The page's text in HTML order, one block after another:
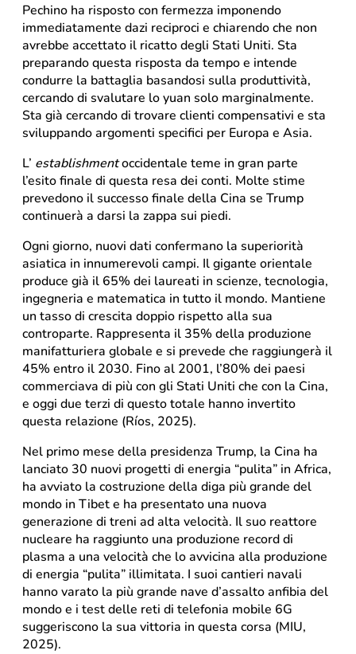
Pechino ha risposto con fermezza imponendo
immediatamente dazi reciproci e chiarendo che non
avrebbe accettato il ricatto degli Stati Uniti. Sta
preparando questa risposta da tempo e intende
condurre la battaglia basandosi sulla produttività,
cercando di svalutare lo yuan solo marginalmente.
Sta già cercando di trovare clienti compensativi e sta
sviluppando argomenti specifici per Europa e Asia.
L’ establishmentoccidentale teme in gran parte
l’esito finale di questa resa dei conti. Molte stime
prevedono il successo finale della Cina se Trump
continuerà a darsi la zappa sui piedi.
Ogni giorno, nuovi dati confermano la superiorità
asiatica in innumerevoli campi. Il gigante orientale
produce già il 65% dei laureati in scienze, tecnologia,
ingegneria e matematica in tutto il mondo. Mantiene
un tasso di crescita doppio rispetto alla sua
controparte. Rappresenta il 35% della produzione
manifatturiera globale e si prevede che raggiungerà il
45% entro il 2030. Fino al 2001, l’80% dei paesi
commerciava di più con gli Stati Uniti che con la Cina,
e oggi due terzi di questo totale hanno invertito
questa relazione (Ríos, 2025).
Nel primo mese della presidenza Trump, la Cina ha
lanciato 30 nuovi progetti di energia “pulita” in Africa,
ha avviato la costruzione della diga più grande del
mondo in Tibet e ha presentato una nuova
generazione di treni ad alta velocità. Il suo reattore
nucleare ha raggiunto una produzione record di
plasma a una velocità che lo avvicina alla produzione
di energia “pulita” illimitata. I suoi cantieri navali
hanno varato la più grande nave d’assalto anfibia del
mondo e i test delle reti di telefonia mobile 6G
suggeriscono la sua vittoria in questa corsa (MIU,
2025).